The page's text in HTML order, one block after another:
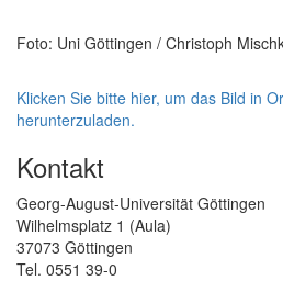
Foto: Uni Göttingen / Christoph
Klicken Sie bitte hier, um das Bild in
herunterzuladen.
Kontakt
Georg-August-Universität Göttingen
Wilhelmsplatz 1 (Aula)
37073 Göttingen
Tel. 0551 39-0